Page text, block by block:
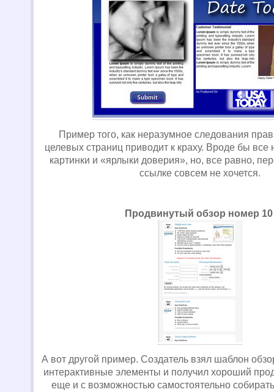
Пример того, как неразумное следования
целевых страниц приводит к краху. Вроде бы все
картинки и «ярлыки доверия», но, все равно,
ссылке совсем не хочется.
Продвинутый обзор номер 10
А вот другой пример. Создатель взял шаблон
интерактивные элементы и получил хороший
еще и с возможностью самостоятельно